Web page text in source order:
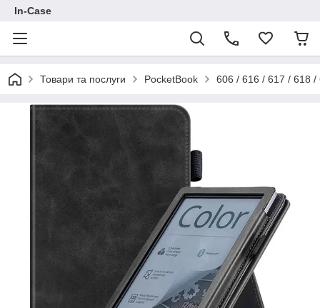
In-Case
Товари та послуги PocketBook 606 / 616 / 617 / 618